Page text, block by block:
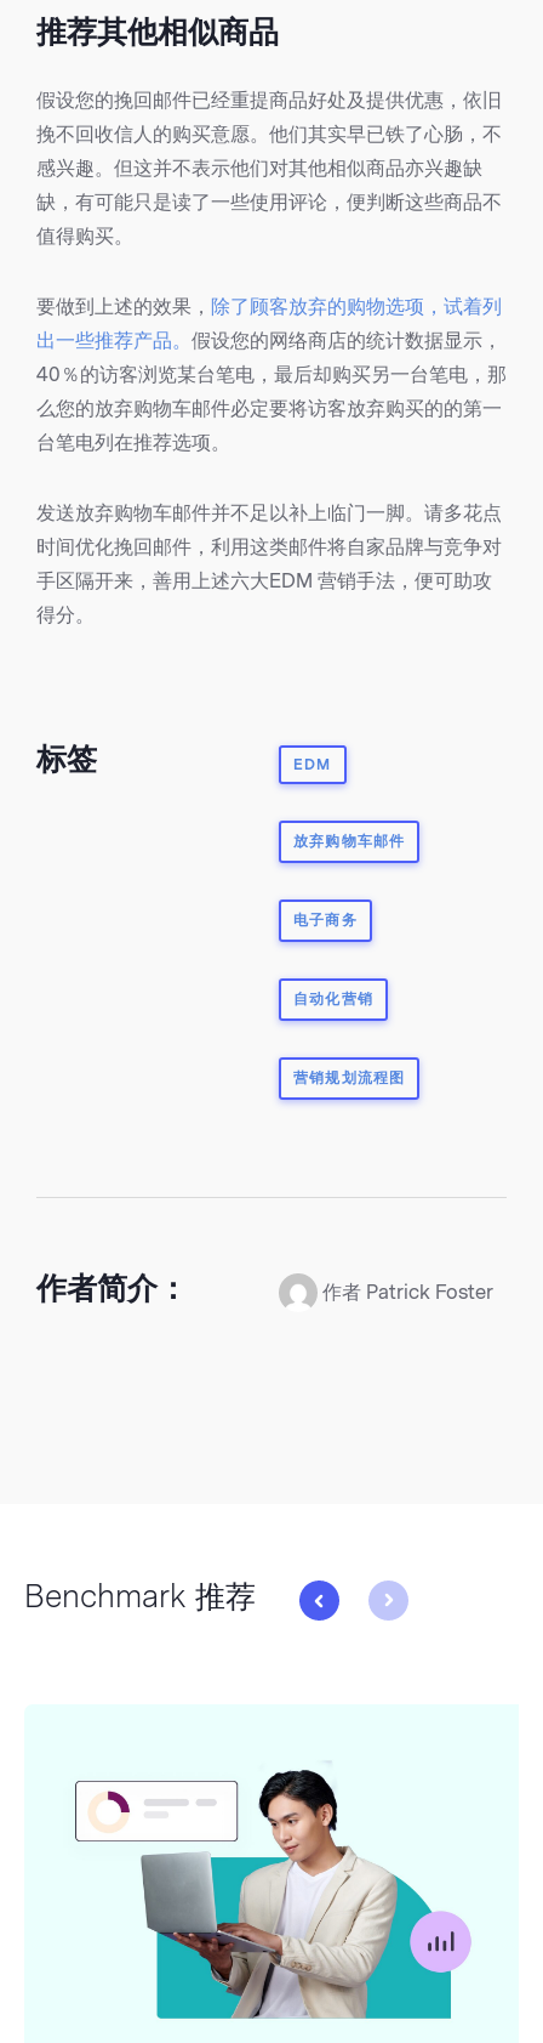
推荐其他相似商品
假设您的挽回邮件已经重提商品好处及提供优惠，依旧
挽不回收信人的购买意愿。他们其实早已铁了心肠，不
感兴趣。但这并不表示他们对其他相似商品亦兴趣缺
缺，有可能只是读了一些使用评论，便判断这些商品不
值得购买。
要做到上述的效果， 除了顾客放弃的购物选项，试着列
出一些推荐产品。 假设您的网络商店的统计数据显示，
40％的访客浏览某台笔电，最后却购买另一台笔电，那
么您的放弃购物车邮件必定要将访客放弃购买的的第一
台笔电列在推荐选项。
发送放弃购物车邮件并不足以补上临门一脚。请多花点
时间优化挽回邮件，利用这类邮件将自家品牌与竞争对
手区隔开来，善用上述六大EDM 营销手法，便可助攻
得分。
标签 EDM
放弃购物车邮件
电子商务
自动化营销
营销规划流程图
作者简介： 作者 Patrick Foster
Benchmark 推荐